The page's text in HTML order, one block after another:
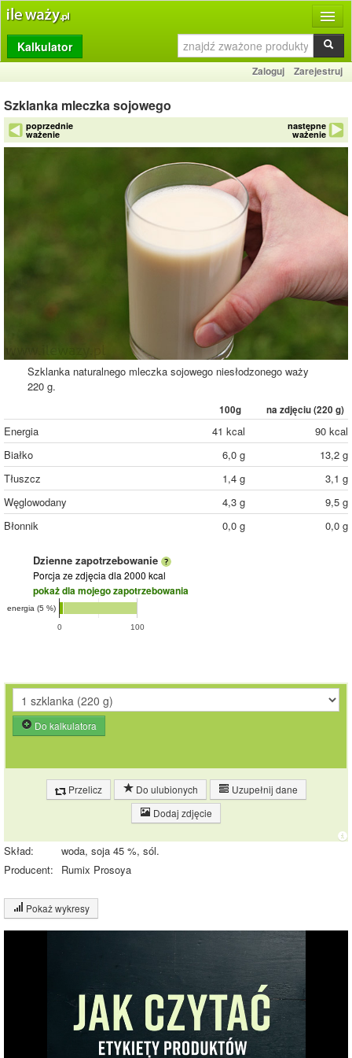
Produkty
Dziennik
Przelicznik
Porównywarka
Kalkulator
Zaloguj Zarejestruj
Szklanka mleczka sojowego
poprzednie
ważenie
następne
ważenie
Szklanka naturalnego mleczka sojowego niesłodzonego waży
220 g.
100g na zdjęciu (220 g)
Energia 41 kcal
90 kcal
Białko
6,0 g
13,2 g
Tłuszcz
1,4 g
3,1 g
Węglowodany
4,3 g
9,5 g
Błonnik
0,0 g 0,0 g
Dzienne zapotrzebowanie
Porcja ze zdjęcia dla 2000 kcal
pokaż dla mojego zapotrzebowania
0 100
energia (5 %)
Do kalkulatora
Przelicz Do ulubionych
Uzupełnij dane
Dodaj zdjęcie
Skład:
woda, soja 45 %, sól.
Producent:
Rumix Prosoya
Pokaż wykresy
Wykres składu produktu
Pozostałe (88%)